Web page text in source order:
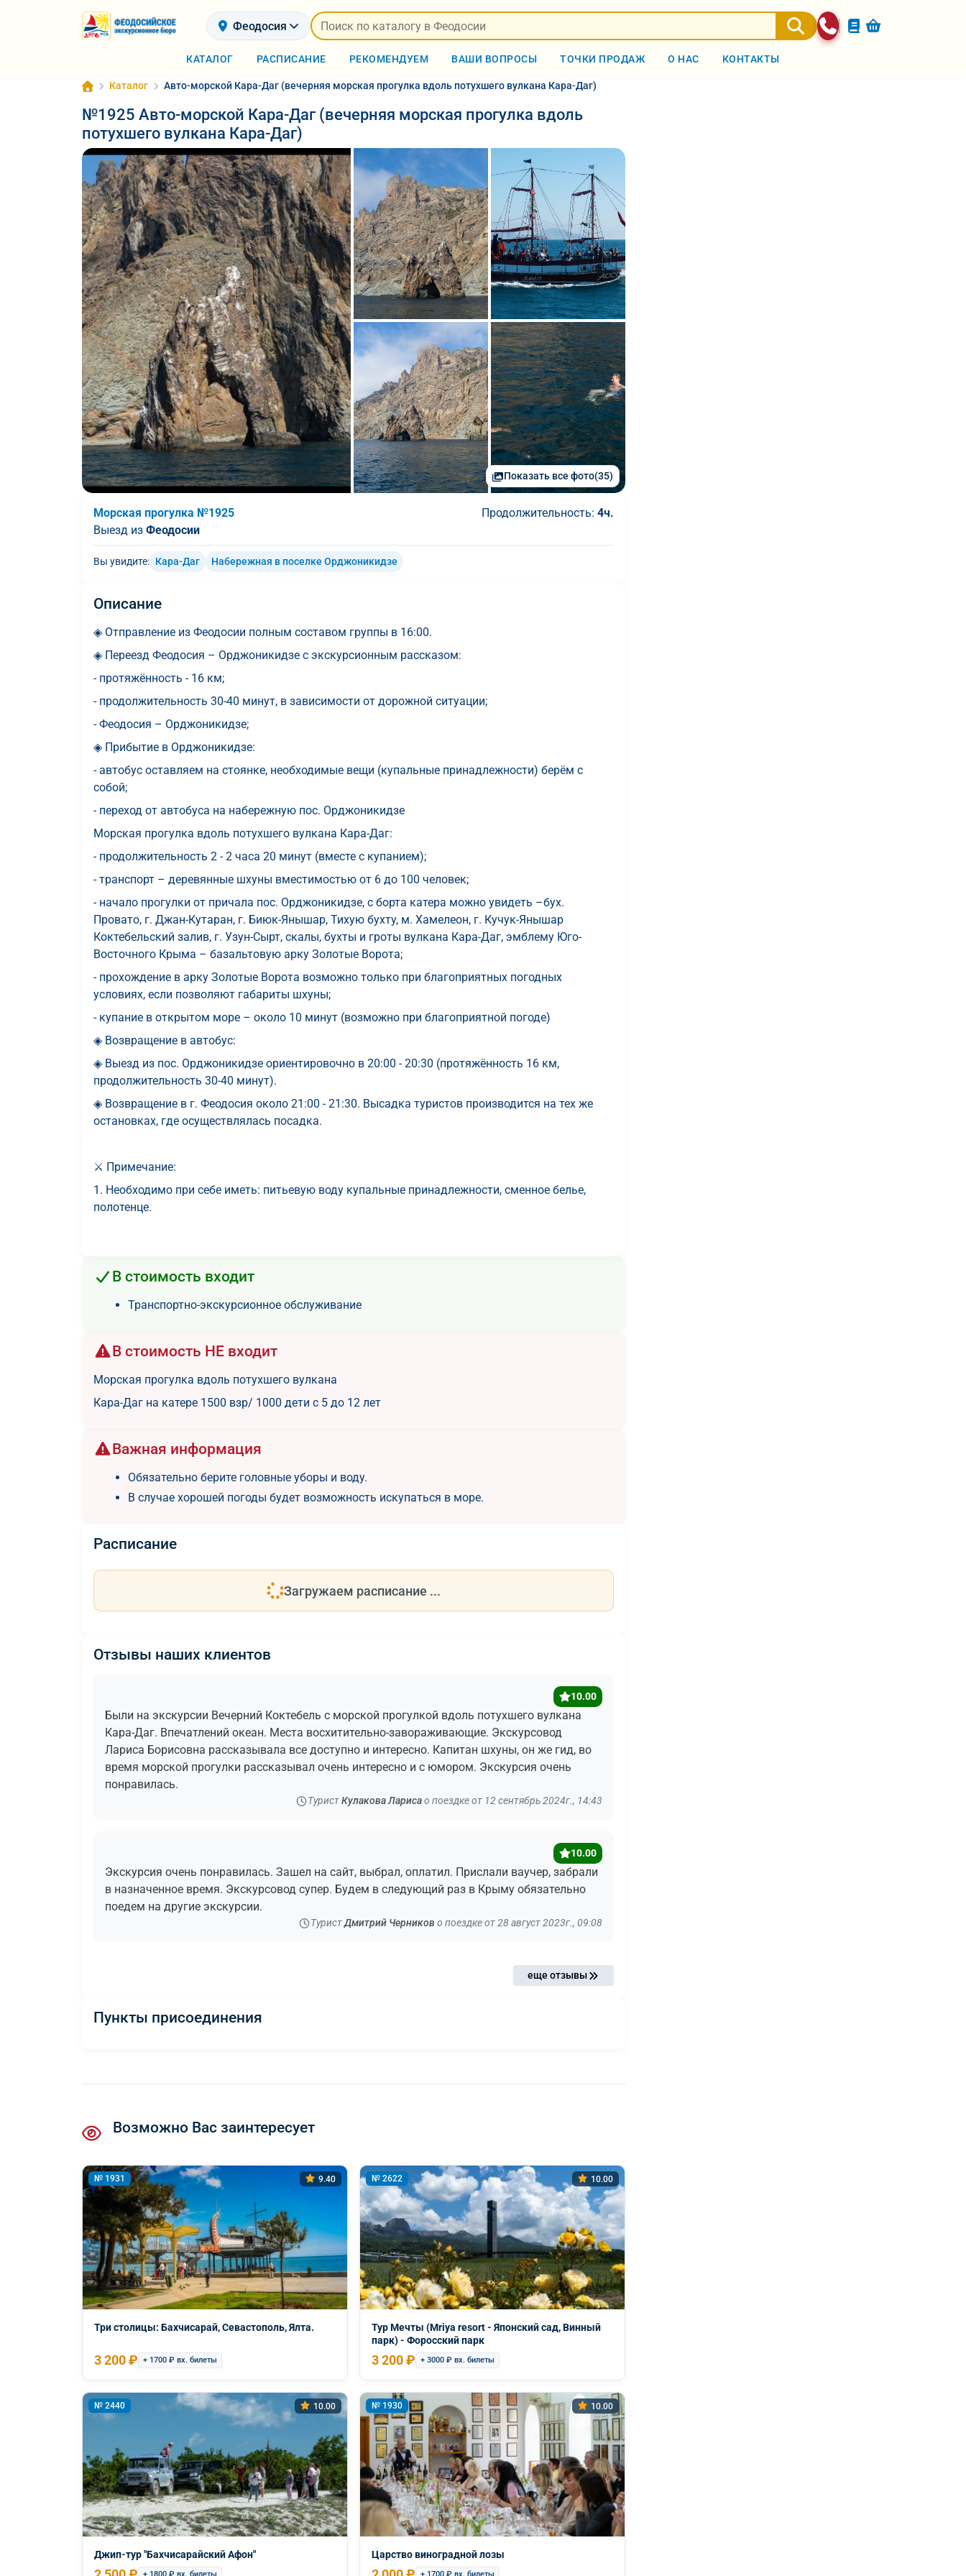
Феодосия
КАТАЛОГ РАСПИСАНИЕ РЕКОМЕНДУЕМ ВАШИ ВОПРОСЫ ТОЧКИ ПРОДАЖ О НАС КОНТАКТЫ
Каталог Авто-морской Кара-Даг (вечерняя морская прогулка вдоль потухшего вулкана Кара-Даг)
№1925 Авто-морской Кара-Даг (вечерняя морская прогулка вдоль
потухшего вулкана Кара-Даг)
Показать все фото(35)
Морская прогулка №1925 Продолжительность: 4ч.
Выезд из Феодосии
Вы увидите: Кара-Даг Набережная в поселке Орджоникидзе
Описание
◈ Отправление из Феодосии полным составом группы в 16:00.
◈ Переезд Феодосия – Орджоникидзе с экскурсионным рассказом:
- протяжённость - 16 км;
- продолжительность 30-40 минут, в зависимости от дорожной ситуации;
- Феодосия – Орджоникидзе;
◈ Прибытие в Орджоникидзе:
- автобус оставляем на стоянке, необходимые вещи (купальные принадлежности) берём с
собой;
- переход от автобуса на набережную пос. Орджоникидзе
Морская прогулка вдоль потухшего вулкана Кара-Даг:
- продолжительность 2 - 2 часа 20 минут (вместе с купанием);
- транспорт – деревянные шхуны вместимостью от 6 до 100 человек;
- начало прогулки от причала пос. Орджоникидзе, с борта катера можно увидеть –бух.
Провато, г. Джан-Кутаран, г. Биюк-Янышар, Тихую бухту, м. Хамелеон, г. Кучук-Янышар
Коктебельский залив, г. Узун-Сырт, скалы, бухты и гроты вулкана Кара-Даг, эмблему Юго-
Восточного Крыма – базальтовую арку Золотые Ворота;
- прохождение в арку Золотые Ворота возможно только при благоприятных погодных
условиях, если позволяют габариты шхуны;
- купание в открытом море – около 10 минут (возможно при благоприятной погоде)
◈ Возвращение в автобус:
◈ Выезд из пос. Орджоникидзе ориентировочно в 20:00 - 20:30 (протяжённость 16 км,
продолжительность 30-40 минут).
◈ Возвращение в г. Феодосия около 21:00 - 21:30. Высадка туристов производится на тех же
остановках, где осуществлялась посадка.
⚔️ Примечание:
1. Необходимо при себе иметь: питьевую воду купальные принадлежности, сменное белье,
полотенце.
В стоимость входит
Транспортно-экскурсионное обслуживание
В стоимость НЕ входит
Морская прогулка вдоль потухшего вулкана
Кара-Даг на катере 1500 взр/ 1000 дети с 5 до 12 лет
Важная информация
Обязательно берите головные уборы и воду.
В случае хорошей погоды будет возможность искупаться в море.
Расписание
Загружаем расписание ...
Отзывы наших клиентов
10.00
Были на экскурсии Вечерний Коктебель с морской прогулкой вдоль потухшего вулкана
Кара-Даг. Впечатлений океан. Места восхитительно-завораживающие. Экскурсовод
Лариса Борисовна рассказывала все доступно и интересно. Капитан шхуны, он же гид, во
время морской прогулки рассказывал очень интересно и с юмором. Экскурсия очень
понравилась.
ТуристКулакова Ларисао поездке от 12 сентябрь 2024г., 14:43
10.00
Экскурсия очень понравилась. Зашел на сайт, выбрал, оплатил. Прислали ваучер, забрали
в назначенное время. Экскурсовод супер. Будем в следующий раз в Крыму обязательно
поедем на другие экскурсии.
ТуристДмитрий Черников о поездке от 28 август 2023г., 09:08
еще отзывы
Пункты присоединения
Возможно Вас заинтересует
№ 1931 9.40
Три столицы: Бахчисарай, Севастополь, Ялта.
3 200 ₽ + 1700 ₽ вх. билеты
№ 2622 10.00
Тур Мечты (Mriya resort - Японский сад, Винный
парк) - Форосский парк
3 200 ₽ + 3000 ₽ вх. билеты
№ 2440 10.00
Джип-тур "Бахчисарайский Афон"
№ 1930 10.00
Царство виноградной лозы